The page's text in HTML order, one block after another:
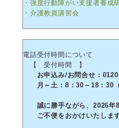
・強度行動障がい支援者養成
・介護教員講習会
電話受付時間について
【 受付時間 】
お申込み/お問合せ：
月～土：8：30～18：30
誠に勝手ながら、2026年8
ご不便をおかけいたします